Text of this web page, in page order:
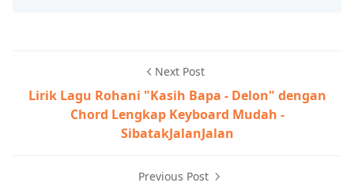
Next Post
Lirik Lagu Rohani "Kasih Bapa - Delon" dengan
Chord Lengkap Keyboard Mudah -
SibatakJalanJalan
Previous Post